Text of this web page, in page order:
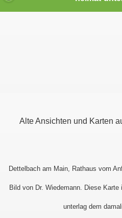
Alte Ansichten und Karten
Dettelbach am Main, Rathaus vom
Bild von Dr. Wiedemann. Diese
unterlag dem